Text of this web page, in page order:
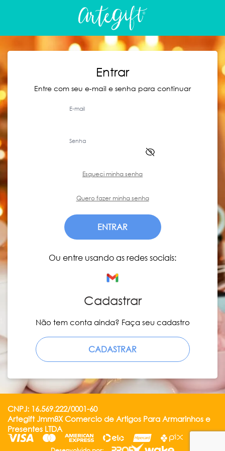
Entrar
Entre com seu e-mail e senha para continuar
E-mail
Senha
Esqueci minha senha
Quero fazer minha senha
ENTRAR
Ou entre usando as redes sociais:
Cadastrar
Não tem conta ainda? Faça seu cadastro
CADASTRAR
CNPJ: 16.569.222/0001-60
Artegift Jmm8X Comercio de Artigos Para Armarinhos e
Presentes LTDA